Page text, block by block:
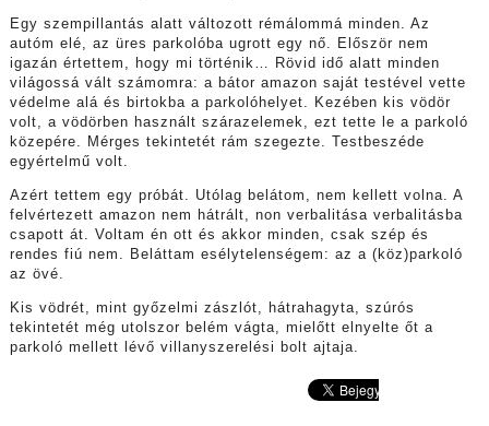
Egy szempillantás alatt változott rémálommá minden. Az
autóm elé, az üres parkolóba ugrott egy nő. Először nem
igazán értettem, hogy mi történik… Rövid idő alatt minden
világossá vált számomra: a bátor amazon saját testével vette
védelme alá és birtokba a parkolóhelyet. Kezében kis vödör
volt, a vödörben használt szárazelemek, ezt tette le a parkoló
közepére. Mérges tekintetét rám szegezte. Testbeszéde
egyértelmű volt.
Azért tettem egy próbát. Utólag belátom, nem kellett volna. A
felvértezett amazon nem hátrált, non verbalitása verbalitásba
csapott át. Voltam én ott és akkor minden, csak szép és
rendes fiú nem. Beláttam esélytelenségem: az a (köz)parkoló
az övé.
Kis vödrét, mint győzelmi zászlót, hátrahagyta, szúrós
tekintetét még utolszor belém vágta, mielőtt elnyelte őt a
parkoló mellett lévő villanyszerelési bolt ajtaja.